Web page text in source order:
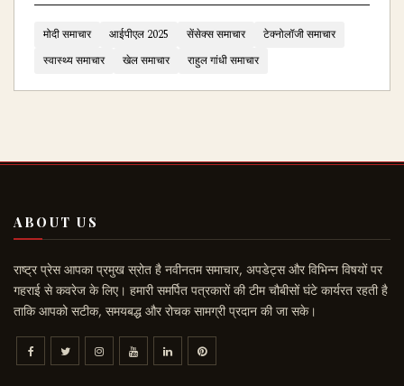
मोदी समाचार आईपीएल 2025 सेंसेक्स समाचार
टेक्नोलॉजी समाचार
स्वास्थ्य समाचार
खेल समाचार राहुल गांधी समाचार
ABOUT US
राष्ट्र प्रेस आपका प्रमुख स्रोत है नवीनतम समाचार, अपडेट्स और विभिन्न विषयों पर
गहराई से कवरेज के लिए। हमारी समर्पित पत्रकारों की टीम चौबीसों घंटे कार्यरत रहती है
ताकि आपको सटीक, समयबद्ध और रोचक सामग्री प्रदान की जा सके।